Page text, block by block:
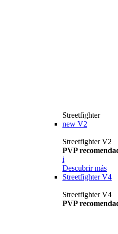
Streetfighter
new V2
Streetfighter V2
PVP
i
Descubrir más
Streetfighter V4
Streetfighter V4
PVP